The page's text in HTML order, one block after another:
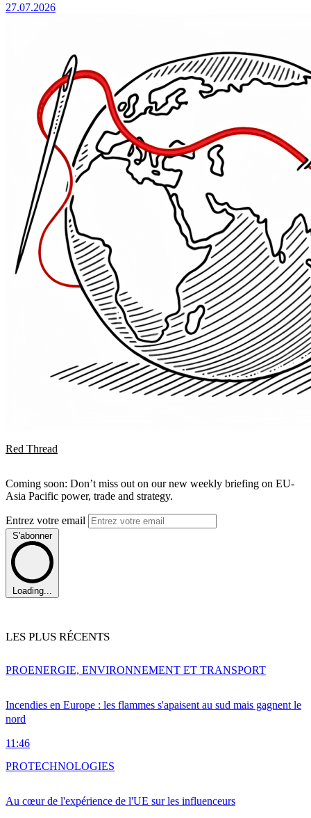
27.07.2026
Red Thread
Coming soon: Don’t miss out on our new weekly briefing on EU-
Asia Pacific power, trade and strategy.
Entrez votre email
S'abonner
Loading...
LES PLUS RÉCENTS
Incendies en Europe : les flammes s'apaisent au sud mais gagnent le
nord
11:46
PROENERGIE, ENVIRONNEMENT ET TRANSPORT
Au cœur de l'expérience de l'UE sur les influenceurs
PROTECHNOLOGIES